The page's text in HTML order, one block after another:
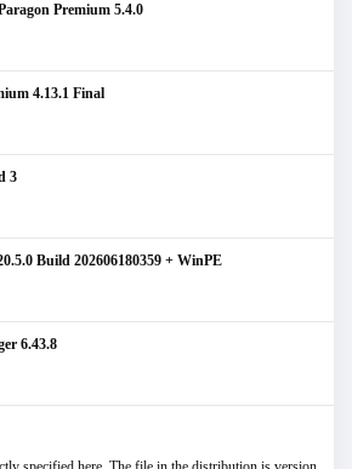
Premium 5.4.0
4.13.1 Final
3
Build 202606180359 + WinPE
6.43.8